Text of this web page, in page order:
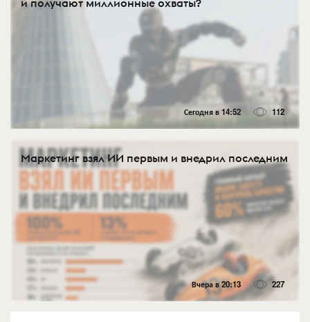
и получают миллионные охваты?
Сегодня в 14:52 112
Маркетинг взял ИИ первым и внедрил последним
Вчера в 20:13 227